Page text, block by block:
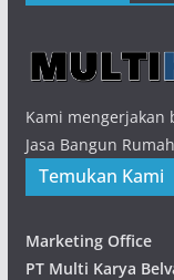
Kami mengerjakan
Jasa Bangun
Temukan Kami
Marketing Office
PT Multi Karya